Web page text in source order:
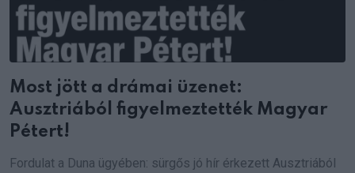
Most jött a drámai üzenet:
Ausztriából figyelmeztették Magyar
Pétert!
Fordulat a Duna ügyében: sürgős jó hír érkezett Ausztriából